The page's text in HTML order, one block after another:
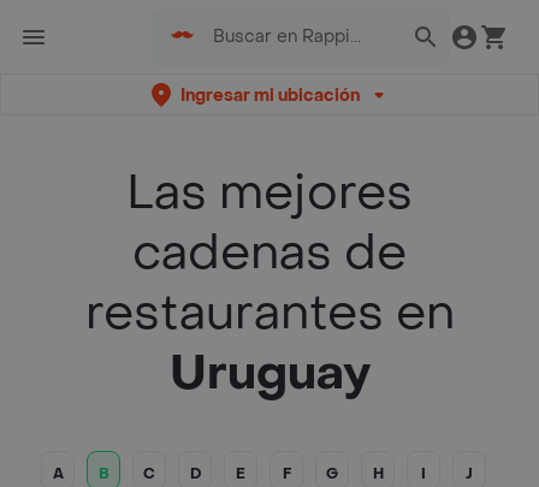
Ingresar mi ubicación
Las mejores
cadenas de
restaurantes en
Uruguay
A B C D E F G H I J